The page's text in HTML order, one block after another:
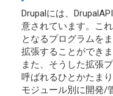
Drupalには、
意されています。こ
となるプログラムを
拡張することができま
また、そうした拡張
呼ばれるひとかたま
モジュール別に開発/